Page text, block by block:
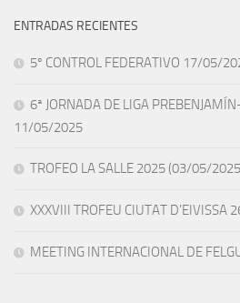
ENTRADAS RECIENTES
5º CONTROL FEDERATIVO 17/05/
6ª JORNADA DE LIGA
11/05/2025
TROFEO LA SALLE 2025 (03/05/
XXXVIII TROFEU CIUTAT D’EIVISSA
MEETING INTERNACIONAL DE